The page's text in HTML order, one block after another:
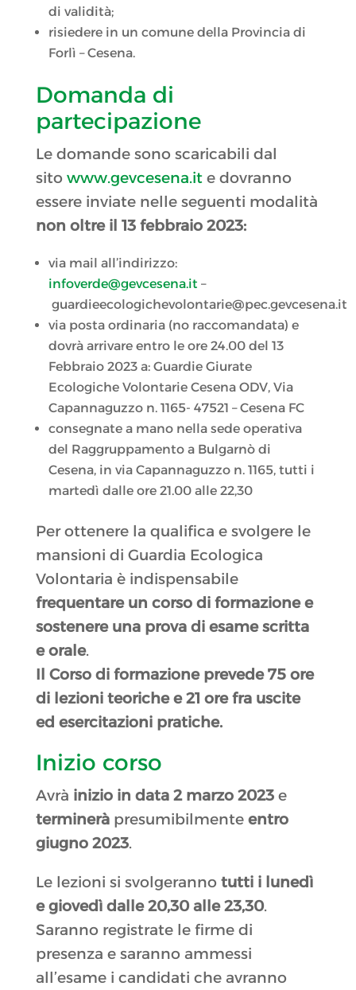
di validità;
risiedere in un comune della Provincia di
Forlì – Cesena.
Domanda di
partecipazione
Le domande sono scaricabili dal
sito www.gevcesena.ite dovranno
essere inviate nelle seguenti modalità
non oltre il 13 febbraio 2023:
via mail all’indirizzo:
infoverde@gevcesena.it –
guardieecologichevolontarie@pec.gevcesena.it
via posta ordinaria (no raccomandata) e
dovrà arrivare entro le ore 24.00 del 13
Febbraio 2023 a: Guardie Giurate
Ecologiche Volontarie Cesena ODV, Via
Capannaguzzo n. 1165- 47521 – Cesena FC
consegnate a mano nella sede operativa
del Raggruppamento a Bulgarnò di
Cesena, in via Capannaguzzo n. 1165, tutti i
martedì dalle ore 21.00 alle 22,30
Per ottenere la qualifica e svolgere le
mansioni di Guardia Ecologica
Volontaria è indispensabile
frequentare un corso di formazione e
sostenere una prova di esame scritta
e orale.
Il Corso di formazione prevede 75 ore
di lezioni teoriche e 21 ore fra uscite
ed esercitazioni pratiche.
Inizio corso
Avrà inizio in data 2 marzo 2023e
termineràpresumibilmente entro
giugno 2023.
Le lezioni si svolgeranno tutti i lunedì
e giovedì dalle 20,30 alle 23,30.
Saranno registrate le firme di
presenza e saranno ammessi
all’esame i candidati che avranno